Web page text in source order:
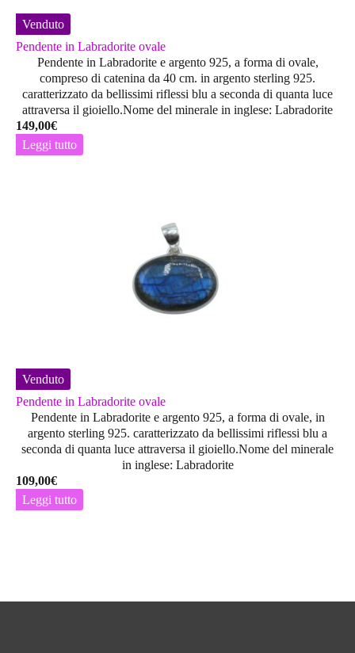
prodotto
Venduto
Pendente in Labradorite ovale
Pendente in Labradorite e argento 925, a forma di ovale,
compreso di catenina da 40 cm. in argento sterling 925.
caratterizzato da bellissimi riflessi blu a seconda di quanta luce
attraversa il gioiello.Nome del minerale in inglese: Labradorite
149,00€
Leggi tutto
Venduto
Pendente in Labradorite ovale
Pendente in Labradorite e argento 925, a forma di ovale, in
argento sterling 925. caratterizzato da bellissimi riflessi blu a
seconda di quanta luce attraversa il gioiello.Nome del minerale
in inglese: Labradorite
109,00€
Leggi tutto